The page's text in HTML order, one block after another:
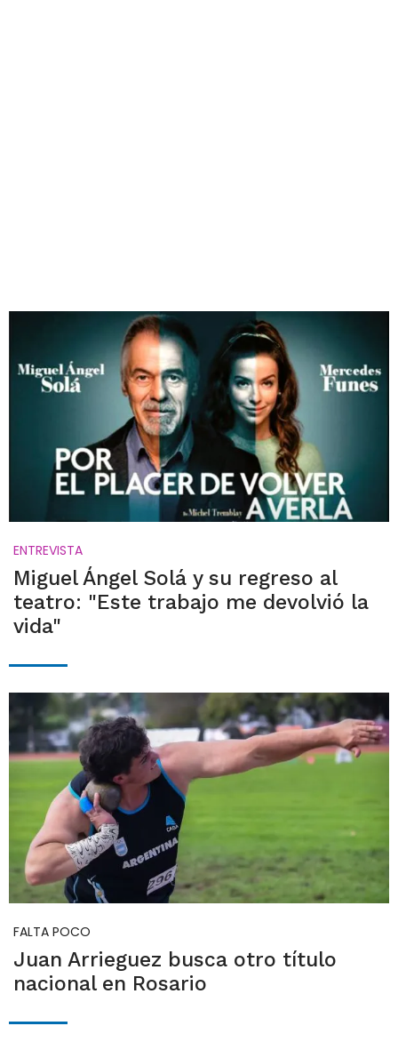
ENTREVISTA
Miguel Ángel Solá y su regreso al
teatro: "Este trabajo me devolvió la
vida"
FALTA POCO
Juan Arrieguez busca otro título
nacional en Rosario